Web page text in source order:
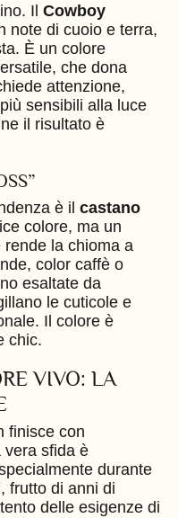
Il Cowboy
note di cuoio e terra,
È un colore
che dona
attenzione,
sensibili alla luce
il risultato è
è il castano
colore, ma un
la chioma a
color caffè o
esaltate da
le cuticole e
Il colore è
chic.
VIVO: LA
finisce con
vera sfida è
durante
frutto di anni di
delle esigenze di